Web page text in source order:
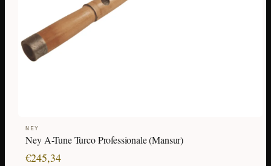
NEY
Ney A-Tune Turco Professionale (Mansur)
€245,34